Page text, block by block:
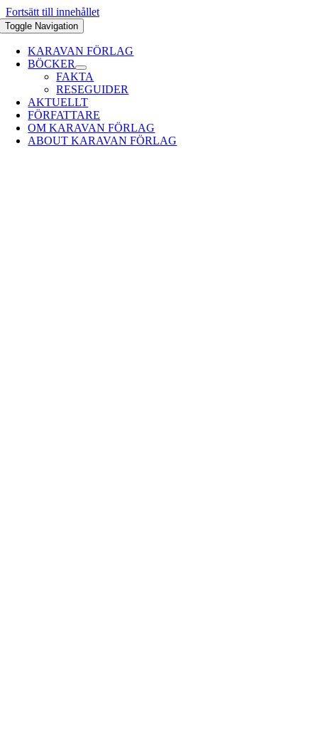
Fortsätt till innehållet
Toggle Navigation
KARAVAN FÖRLAG
BÖCKER
FAKTA
RESEGUIDER
AKTUELLT
FÖRFATTARE
OM KARAVAN FÖRLAG
ABOUT KARAVAN FÖRLAG